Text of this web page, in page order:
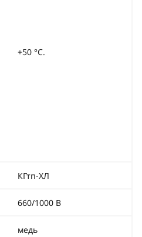
+50 °С.
КГтп-ХЛ
660/1000 В
медь